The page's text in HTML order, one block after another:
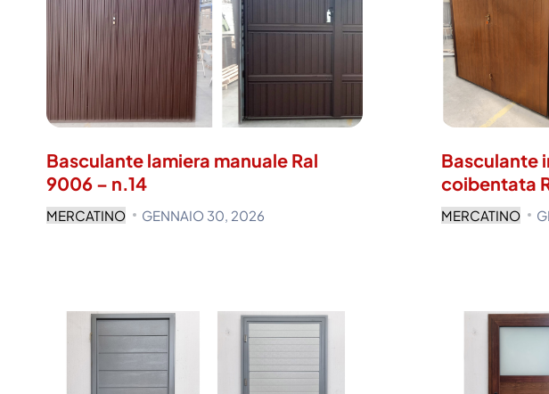
Basculante lamiera manuale Ral
9006 – n.14
MERCATINO GENNAIO 30, 2026
Basculante
coibentata
MERCATINO